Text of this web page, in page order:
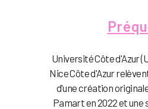
Université Côte d'Azur
Nice Côte d'Azur
d'une création
Pamart en 2022 et une